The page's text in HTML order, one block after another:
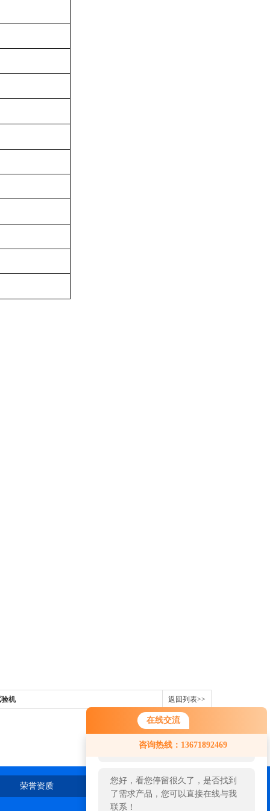
在线交流
咨询热线：13671892469
您好！欢迎前来咨询，很高兴为您
服务，请问您要咨询什么问题呢？
您好，看您停留很久了，是否找到
了需求产品，您可以直接在线与我
联系！
机 返回列表>>
荣誉资质 在线留言 联系我们